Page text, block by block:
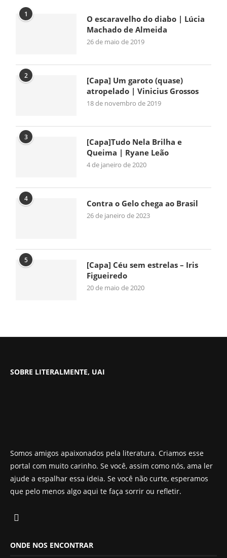
1
O escaravelho do diabo | Lúcia
Machado de Almeida
26 de maio de 2019
2
[Capa] Um garoto (quase)
atropelado | Vinicius Grossos
18 de novembro de 2019
3
[Capa]Tudo Nela Brilha e
Queima | Ryane Leão
4 de janeiro de 2020
4 Contra o Gelo chega ao Brasil
26 de janeiro de 2023
5
[Capa] Céu sem estrelas – Iris
Figueiredo
20 de maio de 2020
SOBRE LITERALMENTE, UAI
Somos amigos apaixonados pela literatura. Criamos esse
portal com muito carinho. Se você, assim como nós, ama ler
ajude a espalhar essa ideia. Se você não curte, esperamos
que pelo menos algo aqui te faça sorrir ou refletir.
ONDE NOS ENCONTRAR